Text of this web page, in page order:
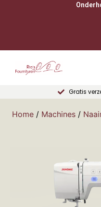
Gratis
Home / Machines /